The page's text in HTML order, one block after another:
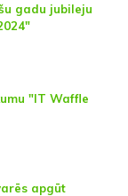
gadu jubileju
"IT Waffle
apgūt